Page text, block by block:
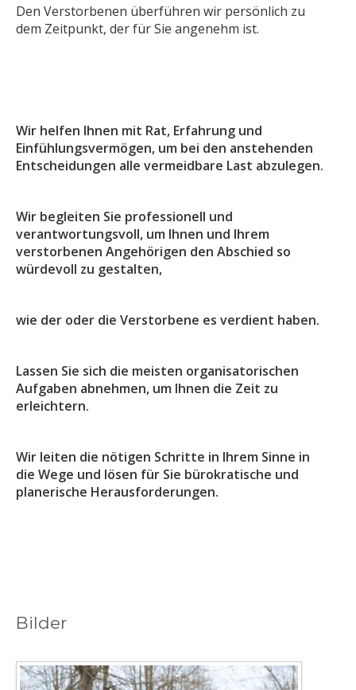
Den Verstorbenen überführen wir persönlich zu
dem Zeitpunkt, der für Sie angenehm ist.
Wir helfen Ihnen mit Rat, Erfahrung und
Einfühlungsvermögen, um bei den anstehenden
Entscheidungen alle vermeidbare Last abzulegen.
Wir begleiten Sie professionell und
verantwortungsvoll, um Ihnen und Ihrem
verstorbenen Angehörigen den Abschied so
würdevoll zu gestalten,
wie der oder die Verstorbene es verdient haben.
Lassen Sie sich die meisten organisatorischen
Aufgaben abnehmen, um Ihnen die Zeit zu
erleichtern.
Wir leiten die nötigen Schritte in Ihrem Sinne in
die Wege und lösen für Sie bürokratische und
planerische Herausforderungen.
Bilder